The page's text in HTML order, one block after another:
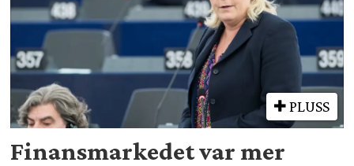
PLUSS
Finansmarkedet var mer